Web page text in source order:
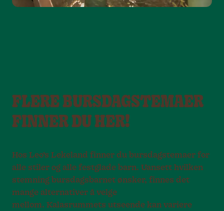
FLERE BURSDAGSTEMAER
FINNER DU HER!
Hos Leo’s Lekeland finner du bursdagstemaer for
alle stiler og alle festglade barn. Uansett hvilken
stemning bursdagsbarnet ønsker, finnes det
mange alternativer å velge
mellom. Kalasrummets utseende kan variere